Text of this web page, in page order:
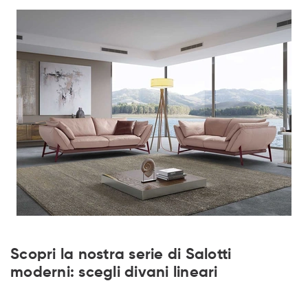
Scopri la nostra serie di Salotti
moderni: scegli divani lineari